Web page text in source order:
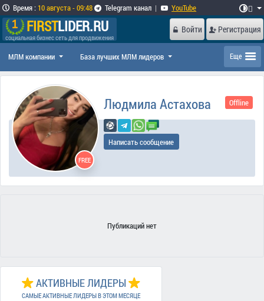
Время: 10 августа - 09:48 Telegram канал | YouTube 
FIRSTLIDER.RU
социальная бизнес сеть для продвижения
Войти Регистрация
МЛМ компании База лучших МЛМ лидеров Еще
FREE
Людмила Астахова Offline
Написать сообщение
Публикаций нет
АКТИВНЫЕ ЛИДЕРЫ
САМЫЕ АКТИВНЫЕ ЛИДЕРЫ В ЭТОМ МЕСЯЦЕ